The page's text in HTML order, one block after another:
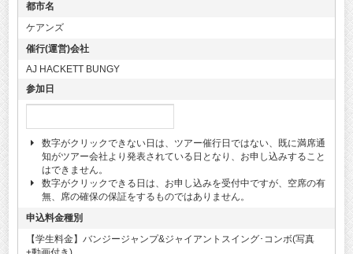
都市名
ケアンズ
催行(運営)会社
AJ HACKETT BUNGY
参加日
数字がクリックできない日は、ツアー催行日ではない、既に満席通
知がツアー会社より発表されている日となり、お申し込みすること
はできません。
数字がクリックできる日は、お申し込みを受付中ですが、空席の有
無、席の確保の保証をするものではありません。
申込料金種別
【学生料金】バンジージャンプ&ジャイアントスイング･コンボ(写真